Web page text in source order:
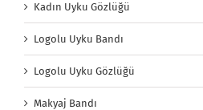
Kadın Uyku Gözlüğü
Logolu Uyku Bandı
Logolu Uyku Gözlüğü
Makyaj Bandı